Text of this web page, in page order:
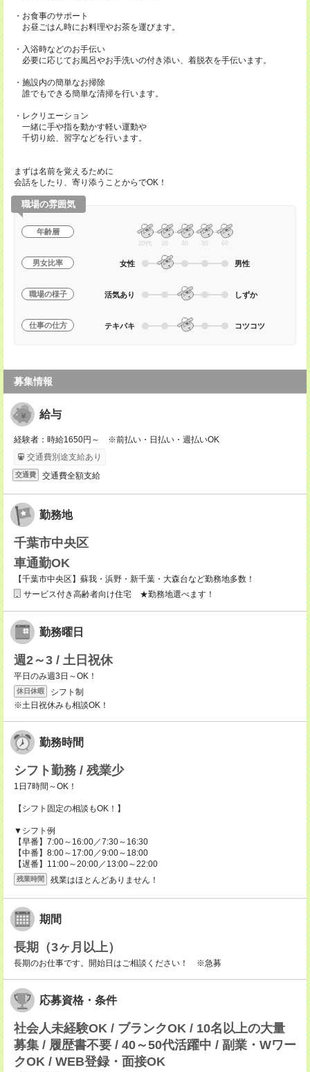
・お食事のサポート
お昼ごはん時にお料理やお茶を運びます。
・入浴時などのお手伝い
必要に応じてお風呂やお手洗いの付き添い、着脱衣を手伝います。
・施設内の簡単なお掃除
誰でもできる簡単な清掃を行います。
・レクリエーション
一緒に手や指を動かす軽い運動や
千切り絵、習字などを行います。
まずは名前を覚えるために
会話をしたり、寄り添うことからでOK！
職場の雰囲気
年齢層
20代 30 40 50 60
男女比率 女性 男性
職場の様子 活気あり しずか
仕事の仕方 テキパキ コツコツ
募集情報
給与
経験者：時給1650円～ ※前払い・日払い・週払いOK
交通費別途支給あり
交通費 交通費全額支給
勤務地
千葉市中央区
車通勤OK
【千葉市中央区】蘇我・浜野・新千葉・大森台など勤務地多数！
サービス付き高齢者向け住宅 ★勤務地選べます！
勤務曜日
週2～3 / 土日祝休
平日のみ週3日～OK！
休日休暇
シフト制
※土日祝休みも相談OK！
勤務時間
シフト勤務 / 残業少
1日7時間～OK！
【シフト固定の相談もOK！】
▼シフト例
【早番】7:00～16:00／7:30～16:30
【中番】8:00～17:00／9:00～18:00
【遅番】11:00～20:00／13:00～22:00
残業時間 残業はほとんどありません！
期間
長期（3ヶ月以上）
長期のお仕事です。開始日はご相談ください！ ※急募
応募資格・条件
社会人未経験OK / ブランクOK / 10名以上の大量
募集 / 履歴書不要 / 40～50代活躍中 / 副業・Wワー
クOK / WEB登録・面接OK